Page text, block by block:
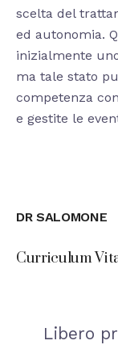
scelta del
ed autonomia.
inizialmente
ma tale stato
competenza
e gestite le
DR SALOMONE
Curriculum
Libero